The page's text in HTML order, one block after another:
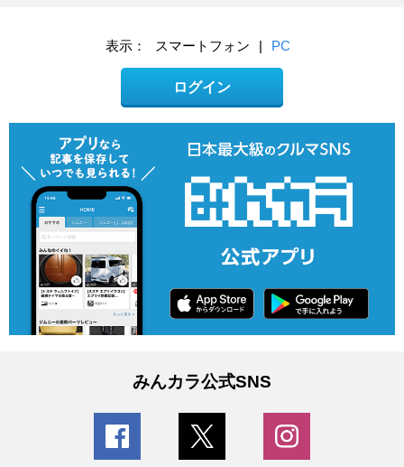
表示： スマートフォン | PC
ログイン
みんカラ公式SNS